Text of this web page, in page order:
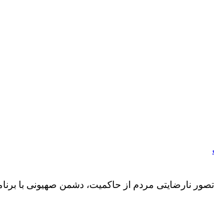
نارضایتی مردم از حاکمیت، دشمن صهیونی با